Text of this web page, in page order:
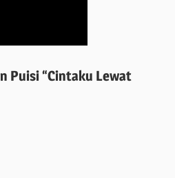
Puisi “Cintaku Lewat